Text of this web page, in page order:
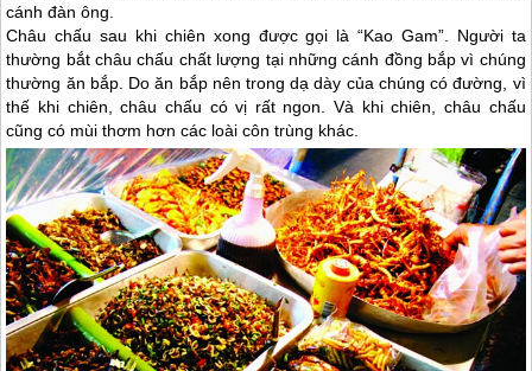
cánh đàn ông.
Châu chấu sau khi chiên xong được gọi là “Kao Gam”. Người ta
thường bắt châu chấu chất lượng tại những cánh đồng bắp vì chúng
thường ăn bắp. Do ăn bắp nên trong dạ dày của chúng có đường, vì
thế khi chiên, châu chấu có vị rất ngon. Và khi chiên, châu chấu
cũng có mùi thơm hơn các loài côn trùng khác.